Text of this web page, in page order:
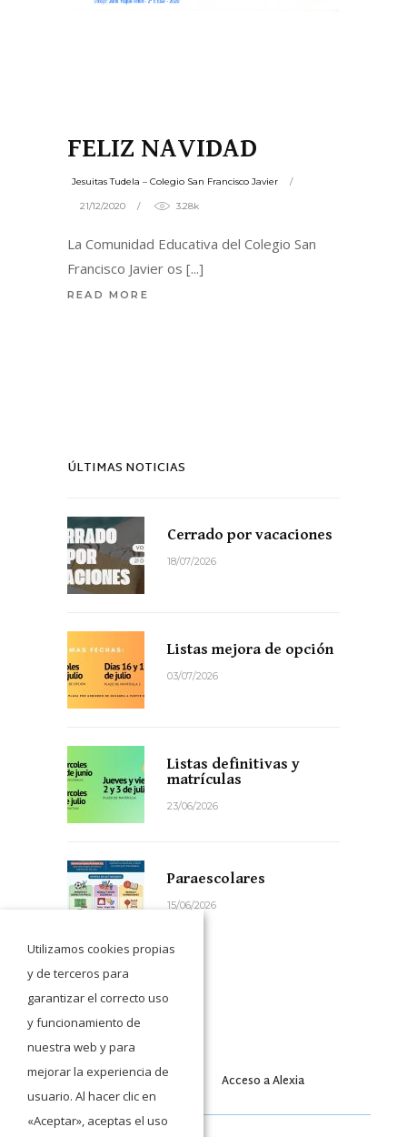
FELIZ NAVIDAD
Jesuitas Tudela – Colegio San Francisco Javier
21/12/2020 3.28k
La Comunidad Educativa del Colegio San
Francisco Javier os
READ MORE
ÚLTIMAS NOTICIAS
Cerrado por vacaciones
18/07/2026
Listas mejora de opción
03/07/2026
Listas definitivas y
matrículas
23/06/2026
Paraescolares
15/06/2026
Acceso a Moodle Acceso a Alexia
Utilizamos cookies propias
y de terceros para
garantizar el correcto uso
y funcionamiento de
nuestra web y para
mejorar la experiencia de
usuario. Al hacer clic en
«Aceptar», aceptas el uso